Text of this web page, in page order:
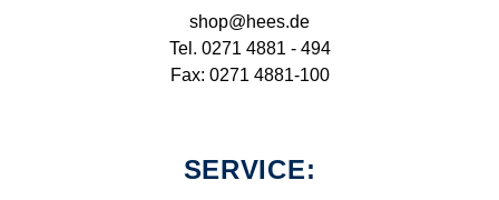
shop@hees.de
Tel. 0271 4881 - 494
Fax: 0271 4881-100
SERVICE: